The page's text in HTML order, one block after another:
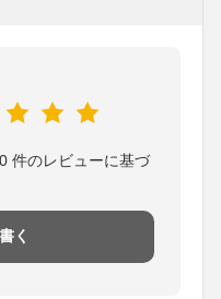
件のレビューに基づ
く